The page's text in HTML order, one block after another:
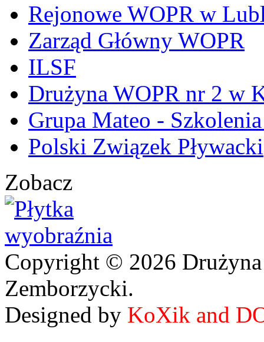
Rejonowe WOPR w
Zarząd Główny WOPR
ILSF
Drużyna WOPR nr 2 w
Grupa Mateo -
Polski Związek Pływacki
Zobacz
Copyright © 2026
Zemborzycki.
Designed by KoXik and